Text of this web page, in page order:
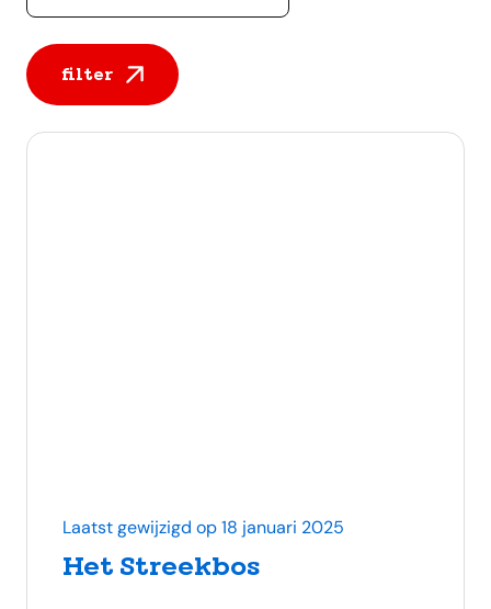
filter
Het Streekbos
Laatst gewijzigd op 18 januari 2025